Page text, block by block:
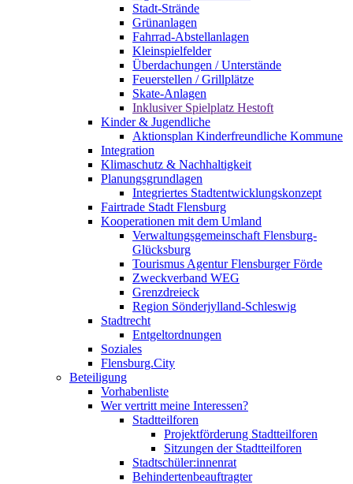
Stadt-Strände
Grünanlagen
Fahrrad-Abstellanlagen
Kleinspielfelder
Überdachungen / Unterstände
Feuerstellen / Grillplätze
Skate-Anlagen
Inklusiver Spielplatz Hestoft
Kinder & Jugendliche
Aktionsplan Kinderfreundliche Kommune
Integration
Klimaschutz & Nachhaltigkeit
Planungsgrundlagen
Integriertes Stadtentwicklungskonzept
Fairtrade Stadt Flensburg
Kooperationen mit dem Umland
Verwaltungsgemeinschaft Flensburg-
Glücksburg
Tourismus Agentur Flensburger Förde
Zweckverband WEG
Grenzdreieck
Region Sönderjylland-Schleswig
Stadtrecht
Entgeltordnungen
Soziales
Flensburg.City
Beteiligung
Vorhabenliste
Wer vertritt meine Interessen?
Stadtteilforen
Projektförderung Stadtteilforen
Sitzungen der Stadtteilforen
Stadtschüler:innenrat
Behindertenbeauftragter